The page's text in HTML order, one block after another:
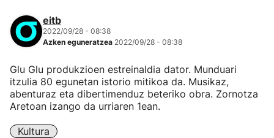
eitb
2022/09/28 - 08:38
Azken eguneratzea 2022/09/28 - 08:38
Glu Glu produkzioen estreinaldia dator. Munduari
itzulia 80 egunetan istorio mitikoa da. Musikaz,
abenturaz eta dibertimenduz beteriko obra. Zornotza
Aretoan izango da urriaren 1ean.
Kultura